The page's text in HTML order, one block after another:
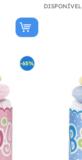
DISPONÍVEL
-65%